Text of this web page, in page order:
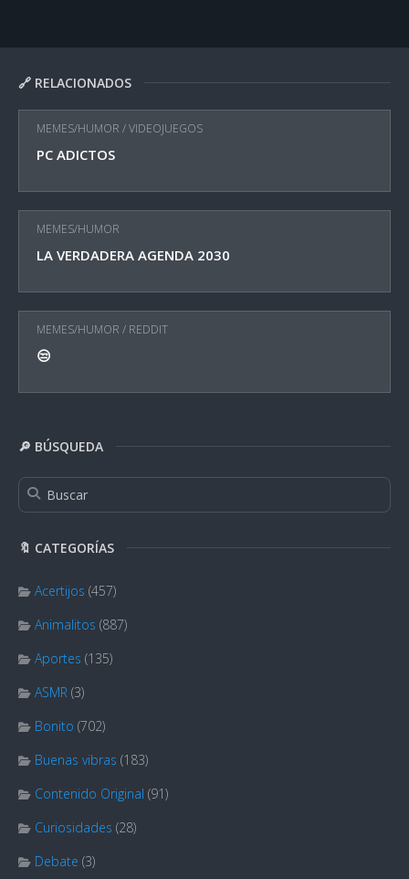
🔗 RELACIONADOS
MEMES/HUMOR /VIDEOJUEGOS
PC ADICTOS
MEMES/HUMOR
LA VERDADERA AGENDA 2030
MEMES/HUMOR / REDDIT
😒
🔎 BÚSQUEDA
🔖 CATEGORÍAS
Acertijos (457)
Animalitos (887)
Aportes (135)
ASMR (3)
Bonito (702)
Buenas vibras (183)
Contenido Original (91)
Curiosidades (28)
Debate (3)